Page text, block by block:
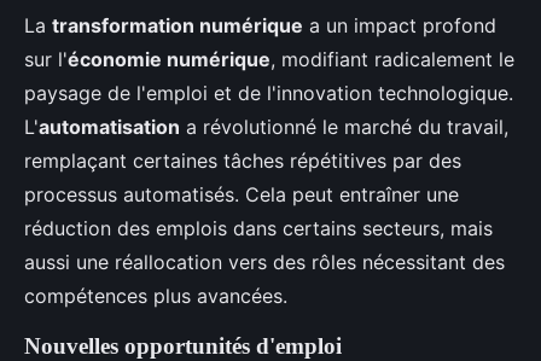
La transformation numérique a un impact profond
sur l'économie numérique, modifiant radicalement le
paysage de l'emploi et de l'innovation technologique.
L'automatisation a révolutionné le marché du travail,
remplaçant certaines tâches répétitives par des
processus automatisés. Cela peut entraîner une
réduction des emplois dans certains secteurs, mais
aussi une réallocation vers des rôles nécessitant des
compétences plus avancées.
Nouvelles opportunités d'emploi